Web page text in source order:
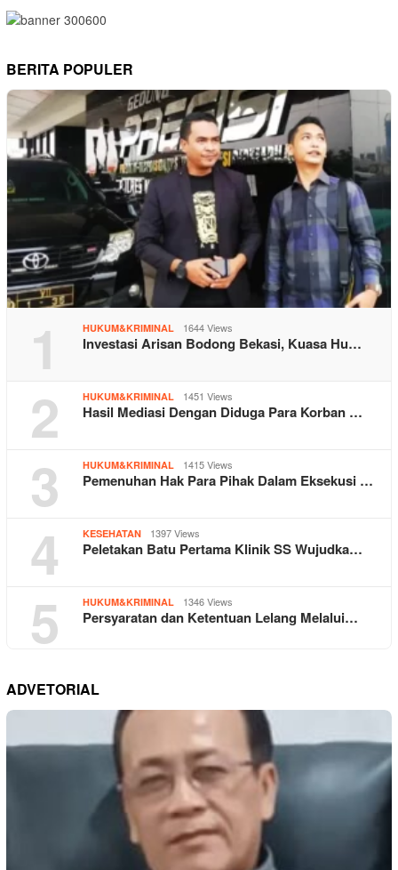
BERITA POPULER
1 HUKUM&KRIMINAL 1644 Views
Investasi Arisan Bodong Bekasi, Kuasa Hu…
2 HUKUM&KRIMINAL 1451 Views
Hasil Mediasi Dengan Diduga Para Korban …
3 HUKUM&KRIMINAL 1415 Views
Pemenuhan Hak Para Pihak Dalam Eksekusi …
4 KESEHATAN 1397 Views
Peletakan Batu Pertama Klinik SS Wujudka…
5 HUKUM&KRIMINAL 1346 Views
Persyaratan dan Ketentuan Lelang Melalui…
ADVETORIAL